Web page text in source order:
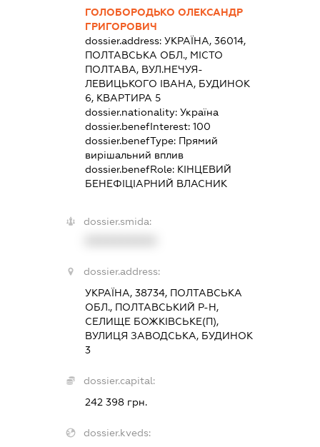
ГОЛОБОРОДЬКО ОЛЕКСАНДР
ГРИГОРОВИЧ
dossier.address: УКРАЇНА, 36014,
ПОЛТАВСЬКА ОБЛ., МІСТО
ПОЛТАВА, ВУЛ.НЕЧУЯ-
ЛЕВИЦЬКОГО ІВАНА, БУДИНОК
6, КВАРТИРА 5
dossier.nationality: Україна
dossier.benefInterest: 100
dossier.benefType: Прямий
вирішальний вплив
dossier.benefRole: КІНЦЕВИЙ
БЕНЕФІЦІАРНИЙ ВЛАСНИК
dossier.smida:
dossier.address:
УКРАЇНА, 38734, ПОЛТАВСЬКА
ОБЛ., ПОЛТАВСЬКИЙ Р-Н,
СЕЛИЩЕ БОЖКІВСЬКЕ(П),
ВУЛИЦЯ ЗАВОДСЬКА, БУДИНОК
3
dossier.capital:
242 398 грн.
dossier.kveds: